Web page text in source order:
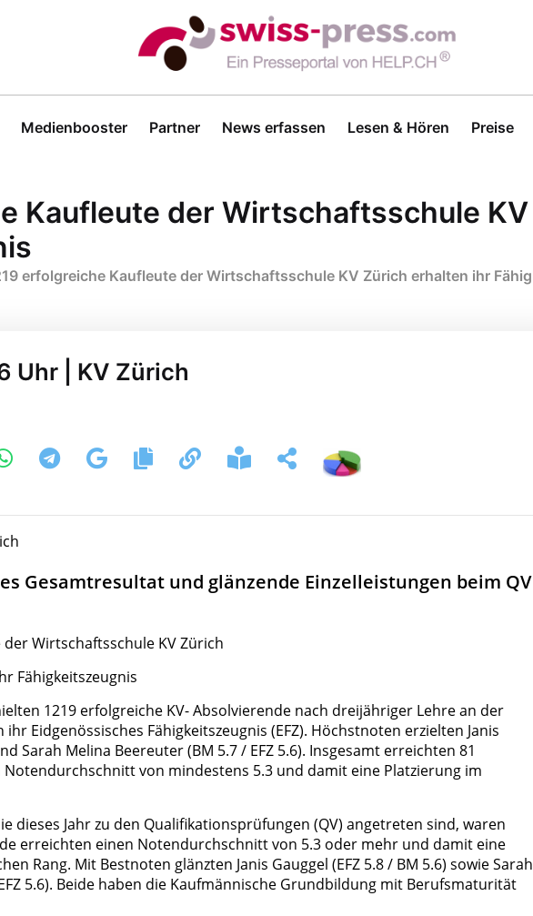
Medienbooster Partner News erfassen Lesen & Hören Preise
Kaufleute der Wirtschaftsschule
erfolgreiche Kaufleute der Wirtschaftsschule KV Zürich erhalten ihr
Uhr | KV Zürich
Gesamtresultat und glänzende Einzelleistungen beim QV
Wirtschaftsschule KV Zürich
Fähigkeitszeugnis
1219 erfolgreiche KV- Absolvierende nach dreijähriger Lehre an der
Eidgenössisches Fähigkeitszeugnis (EFZ). Höchstnoten erzielten Janis
Sarah Melina Beereuter (BM 5.7 / EFZ 5.6). Insgesamt erreichten 81
von mindestens 5.3 und damit eine Platzierung im
dieses Jahr zu den Qualifikationsprüfungen (QV) angetreten sind, waren
erreichten einen Notendurchschnitt von 5.3 oder mehr und damit eine
Rang. Mit Bestnoten glänzten Janis Gauggel (EFZ 5.8 / BM 5.6) sowie Sarah
5.6). Beide haben die Kaufmännische Grundbildung mit Berufsmaturität